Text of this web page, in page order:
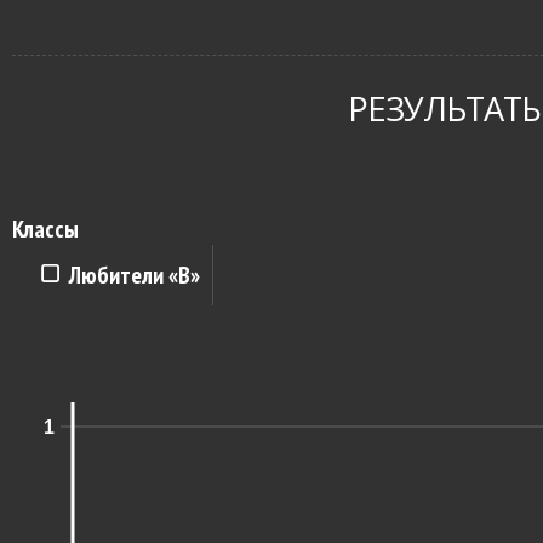
Классы
Любители «B»
1